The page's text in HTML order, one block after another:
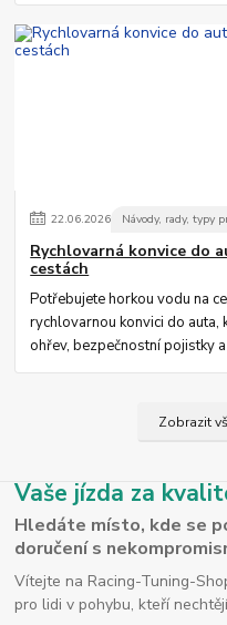
22.06.2026 Návody, rady, typy
Rychlovarná konvice do
cestách
Potřebujete horkou vodu na
rychlovarnou konvici do auta,
ohřev, bezpečnostní pojistky
Zobrazit
Vaše jízda za
Hledáte místo, kde se
doručení s
Vítejte na Racing-Tuning-
pro lidi v pohybu, kteří